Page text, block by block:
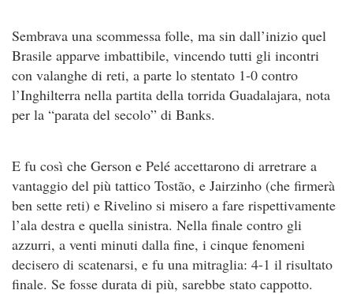
Sembrava una scommessa folle, ma sin dall’inizio quel
Brasile apparve imbattibile, vincendo tutti gli incontri
con valanghe di reti, a parte lo stentato 1-0 contro
l’Inghilterra nella partita della torrida Guadalajara, nota
per la “parata del secolo” di Banks.
E fu così che Gerson e Pelé accettarono di arretrare a
vantaggio del più tattico Tostão, e Jairzinho (che firmerà
ben sette reti) e Rivelino si misero a fare rispettivamente
l’ala destra e quella sinistra. Nella finale contro gli
azzurri, a venti minuti dalla fine, i cinque fenomeni
decisero di scatenarsi, e fu una mitraglia: 4-1 il risultato
finale. Se fosse durata di più, sarebbe stato cappotto.